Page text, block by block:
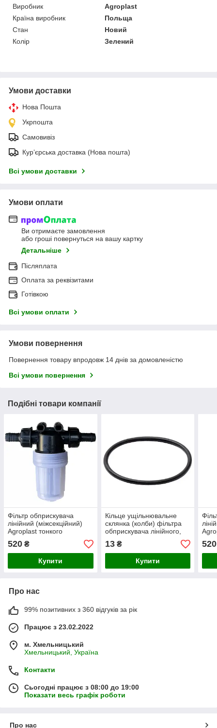
Виробник
Agroplast
Країна виробник
Польща
Стан
Новий
Колір
Зелений
Умови доставки
Нова Пошта
Укрпошта
Самовивіз
Кур’єрська доставка (Нова пошта)
Всі умови доставки
Умови оплати
Ви отримаєте замовлення
або гроші повернуться на вашу картку
Детальніше
Післяплата
Оплата за реквізитами
Готівкою
Всі умови оплати
Умови повернення
Повернення товару впродовж 14 днів за домовленістю
Всі умови повернення
Подібні товари компанії
Фільтр обприскувача
лінійний (міжсекційний)
Agroplast тонкого
очищення Польський
фільтр на обприскувач
520 ₴
Купити
Кільце ущільнювальне
склянка (колби) фільтра
обприскувача лінійного,
міжсекційного Agroplast
(40,95x2,62)
13₴
Купити
520
Про нас
99% позитивних з 360 відгуків за рік
Працює з 23.02.2022
м. Хмельницький
Хмельницький, Україна
Контакти
Сьогодні працює з 08:00 до 19:00
Показати весь графік роботи
Про нас